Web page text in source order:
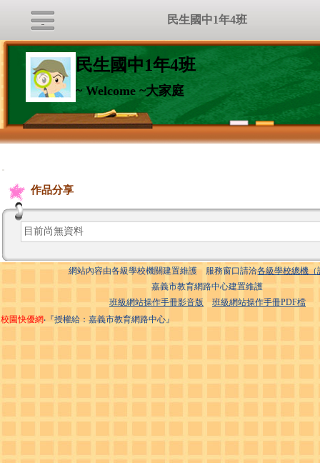
民生國中1年4班
~ Welcome ~大家庭
:::
作品分享
目前尚無資料
網站內容由各級學校機關建置維護 服務窗口請洽各級學校總機（
嘉義市教育網路中心建置維護
班級網站操作手冊影音版
班級網站操作手冊PDF檔
校園快優網‧『授權給：嘉義市教育網路中心』
民生國中1年4班